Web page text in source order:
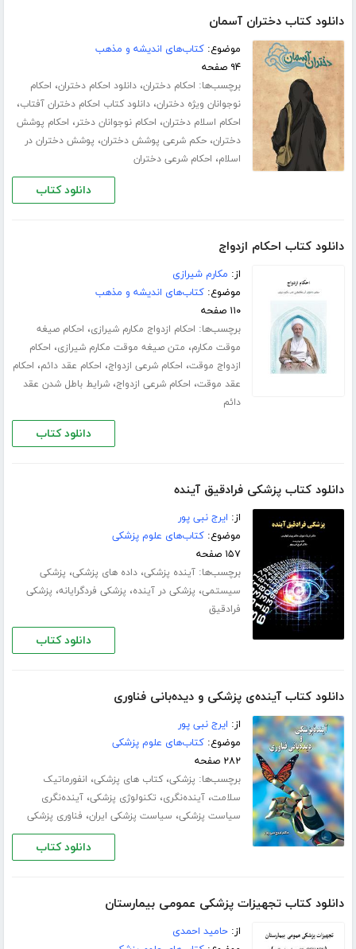
دانلود کتاب دختران آسمان
موضوع:کتاب‌های اندیشه و مذهب
۹۴ صفحه
برچسب‌ها: احکام دختران،دانلود احکام دختران، احکام
نوجوانان ویژه دختران،دانلود کتاب احکام دختران آفتاب،
احکام اسلام دختران، احکام نوجوانان دختر، احکام پوشش
دختران،حکم شرعی پوشش دختران، پوشش دختران در
اسلام، احکام شرعی دختران
دانلود کتاب
دانلود کتاب احکام ازدواج
از: مکارم شیرازی
موضوع:کتاب‌های اندیشه و مذهب
۱۱۰ صفحه
برچسب‌ها: احکام ازدواج مکارم شیرازی، احکام صیغه
موقت مکارم، متن صیغه موقت مکارم شیرازی، احکام
ازدواج موقت، احکام شرعی ازدواج، احکام عقد دائم، احکام
عقد موقت، احکام شرعی ازدواج،شرایط باطل شدن عقد
دائم
دانلود کتاب
دانلود کتاب پزشکی فرادقیق آینده
از: ایرج نبی پور
موضوع:کتاب‌های علوم پزشکی
۱۵۷ صفحه
برچسب‌ها:آینده پزشکی،داده های پزشکی، پزشکی
سیستمی، پزشکی در آینده، پزشکی فردگرایانه، پزشکی
فرادقیق
دانلود کتاب
دانلود کتاب آینده‌ی پزشکی و دیده‌بانی فناوری
از: ایرج نبی پور
موضوع:کتاب‌های علوم پزشکی
۲۸۲ صفحه
برچسب‌ها: پزشکی،کتاب های پزشکی، انفورماتیک
سلامت،آینده‌نگری، تکنولوژی پزشکی،آینده‌نگری
سیاست پزشکی، سیاست پزشکی ایران، فناوری پزشکی
دانلود کتاب
دانلود کتاب تجهیزات پزشکی عمومی بیمارستان
از:حامید احمدی